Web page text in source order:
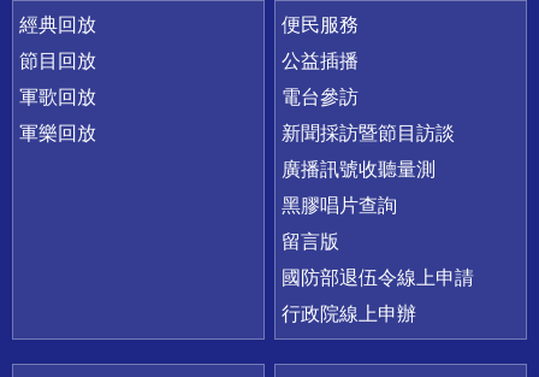
經典回放
節目回放
軍歌回放
軍樂回放
便民服務
公益插播
電台參訪
新聞採訪暨節目訪談
廣播訊號收聽量測
黑膠唱片查詢
留言版
國防部退伍令線上申請
行政院線上申辦